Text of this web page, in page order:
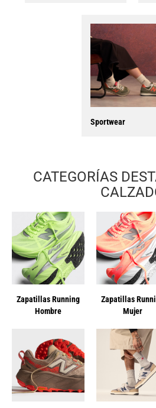
Sportwear
CATEGORÍAS
Zapatillas Running
Hombre
Zapatillas
Mujer